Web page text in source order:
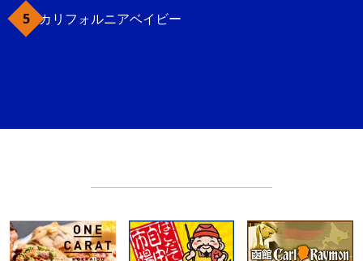
カリフォルニアベイビー